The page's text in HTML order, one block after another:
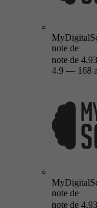
note de
note de
4.9 — 168
note de
note de